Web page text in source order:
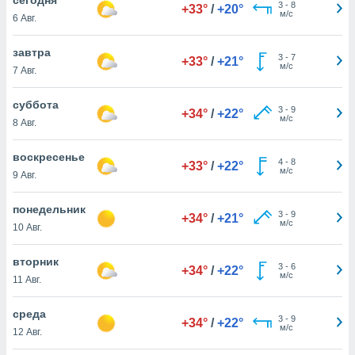
действия
на веб-
основе.
нашей
cookie
в
ВЫ
6 Авг.
+33° / +20° 3- 8
м/с
завтра
7 Авг.
+33° / +21° 3- 7
м/с
суббота
8 Авг.
+34° / +22° 3- 9
м/с
воскресенье
9 Авг.
+33° / +22° 4- 8
м/с
понедельник
10 Авг.
+34° / +21° 3- 9
м/с
вторник
11 Авг.
+34° / +22° 3- 6
м/с
среда
12 Авг.
+34° / +22° 3- 9
м/с